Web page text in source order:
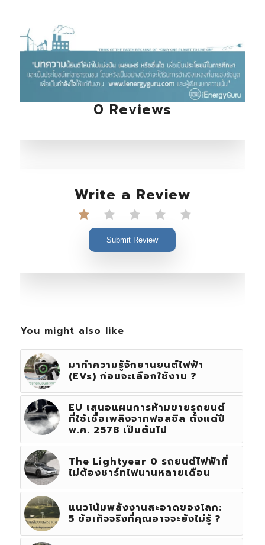
0 Reviews
Write a Review
Submit Review
You might also like
มาทำความรู้จักยานยนต์ไฟฟ้า
(EVs) ก่อนจะเลือกใช้งาน ?
EU เสนอแผนการห้ามขายรถยนต์
ที่ใช้เชื้อเพลิงจากฟอสซิล ตั้งแต่ปี
พ.ศ. 2578 เป็นต้นไป
The Lightyear 0 รถยนต์ไฟฟ้าที่
ไม่ต้องชาร์ทไฟนานหลายเดือน
แนวโน้มพลังงานสะอาดของโลก:
5 ข้อเท็จจริงที่คุณอาจจะยังไม่รู้ ?